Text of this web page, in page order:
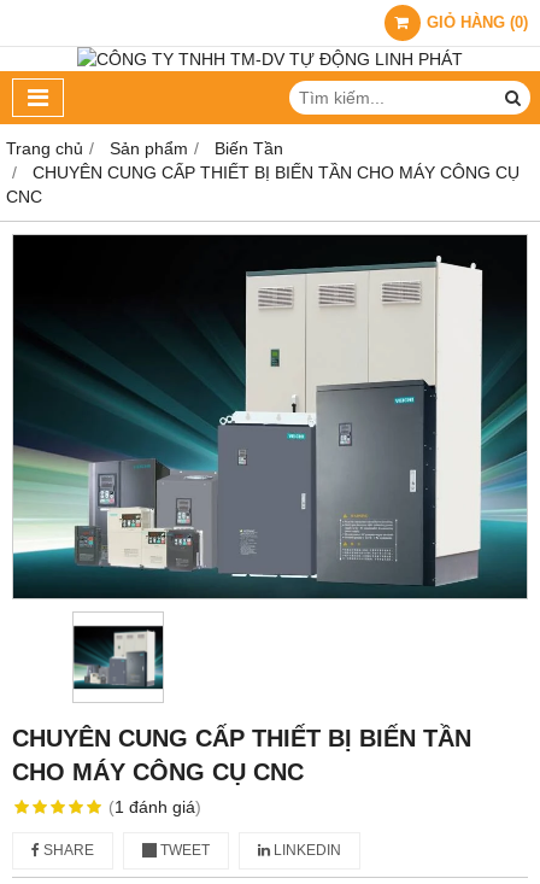
GIỎ HÀNG (0)
Trang chủ Sản phẩm
Biến Tần
CHUYÊN CUNG CẤP THIẾT BỊ BIẾN TẦN CHO MÁY CÔNG CỤ
CNC
CHUYÊN CUNG CẤP THIẾT BỊ BIẾN TẦN
CHO MÁY CÔNG CỤ CNC
(1 đánh giá)
SHARE TWEET LINKEDIN